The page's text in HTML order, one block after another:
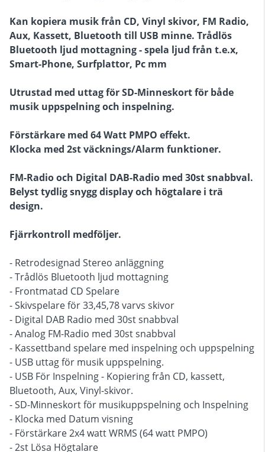
Kan kopiera musik från CD, Vinyl skivor, FM Radio,
Aux, Kassett, Bluetooth till USB minne. Trådlös
Bluetooth ljud mottagning - spela ljud från t.e.x,
Smart-Phone, Surfplattor, Pc mm
Utrustad med uttag för SD-Minneskort för både
musik uppspelning och inspelning.
Förstärkare med 64 Watt PMPO effekt.
Klocka med 2st väcknings/Alarm funktioner.
FM-Radio och Digital DAB-Radio med 30st snabbval.
Belyst tydlig snygg display och högtalare i trä
design.
Fjärrkontroll medföljer.
- Retrodesignad Stereo anläggning
- Trådlös Bluetooth ljud mottagning
- Frontmatad CD Spelare
- Skivspelare för 33,45,78 varvs skivor
- Digital DAB Radio med 30st snabbval
- Analog FM-Radio med 30st snabbval
- Kassettband spelare med inspelning och uppspelning
- USB uttag för musik uppspelning.
- USB För Inspelning - Kopiering från CD, kassett,
Bluetooth, Aux, Vinyl-skivor.
- SD-Minneskort för musikuppspelning och Inspelning
- Klocka med Datum visning
- Förstärkare 2x4 watt WRMS (64 watt PMPO)
- 2st Lösa Högtalare